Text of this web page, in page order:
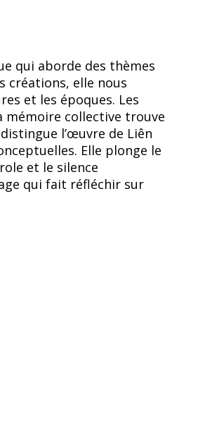
qui aborde des thèmes
créations, elle nous
et les époques. Les
mémoire collective trouve
l’œuvre de Liên
Elle plonge le
et le silence
qui fait réfléchir sur